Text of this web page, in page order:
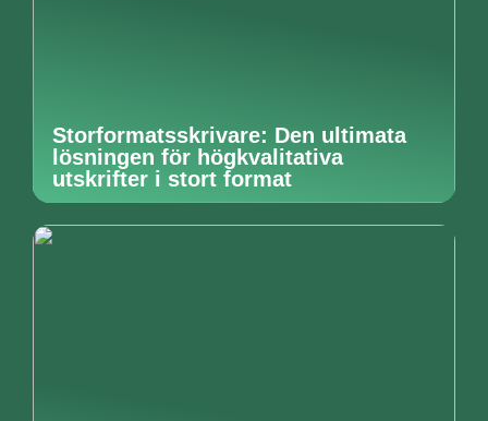
Storformatsskrivare: Den ultimata
lösningen för högkvalitativa
utskrifter i stort format